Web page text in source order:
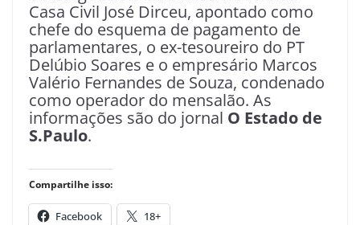
Casa Civil José Dirceu, apontado como
chefe do esquema de pagamento de
parlamentares, o ex-tesoureiro do PT
Delúbio Soares e o empresário Marcos
Valério Fernandes de Souza, condenado
como operador do mensalão. As
informações são do jornal O Estado de
S.Paulo.
Compartilhe isso:
Facebook 18+